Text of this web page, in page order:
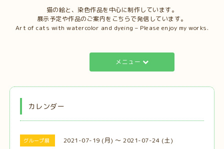
猫の絵と、染色作品を中心に制作しています。
展示予定や作品のご案内をこちらで発信しています。
Art of cats with watercolor and dyeing – Please enjoy my works.
メニュー
カレンダー
グループ展 2021-07-19 (月) ～ 2021-07-24 (土)